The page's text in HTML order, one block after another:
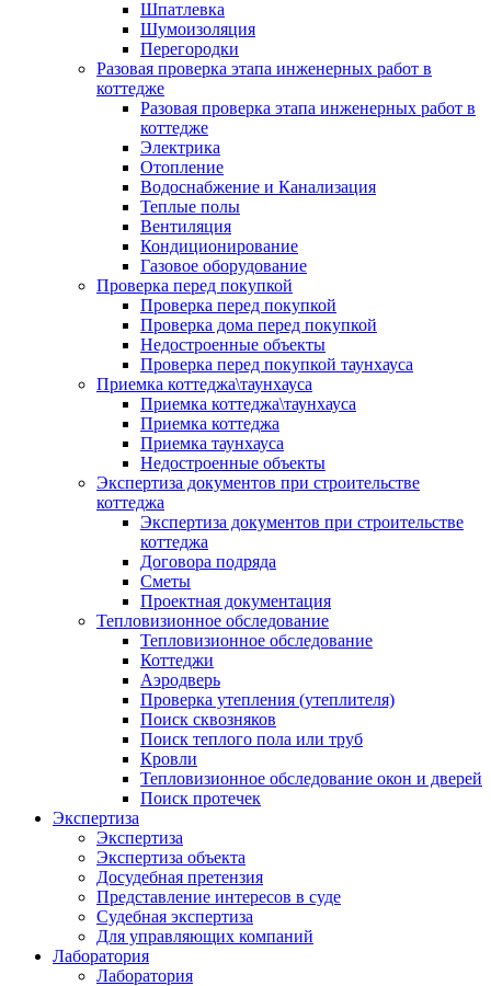
Шпатлевка
Шумоизоляция
Перегородки
Разовая проверка этапа инженерных работ в
коттедже
Разовая проверка этапа инженерных работ в
коттедже
Электрика
Отопление
Водоснабжение и Канализация
Теплые полы
Вентиляция
Кондиционирование
Газовое оборудование
Проверка перед покупкой
Проверка перед покупкой
Проверка дома перед покупкой
Недостроенные объекты
Проверка перед покупкой таунхауса
Приемка коттеджа\таунхауса
Приемка коттеджа\таунхауса
Приемка коттеджа
Приемка таунхауса
Недостроенные объекты
Экспертиза документов при строительстве
коттеджа
Экспертиза документов при строительстве
коттеджа
Договора подряда
Сметы
Проектная документация
Тепловизионное обследование
Тепловизионное обследование
Коттеджи
Аэродверь
Проверка утепления (утеплителя)
Поиск сквозняков
Поиск теплого пола или труб
Кровли
Тепловизионное обследование окон и дверей
Поиск протечек
Экспертиза
Экспертиза
Экспертиза объекта
Досудебная претензия
Представление интересов в суде
Судебная экспертиза
Для управляющих компаний
Лаборатория
Лаборатория